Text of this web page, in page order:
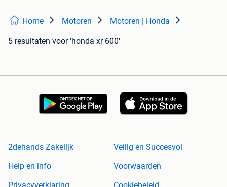
Home Motoren Motoren | Honda
5 resultaten voor 'honda xr 600'
2dehands Zakelijk
Veilig en Succesvol
Help en info
Voorwaarden